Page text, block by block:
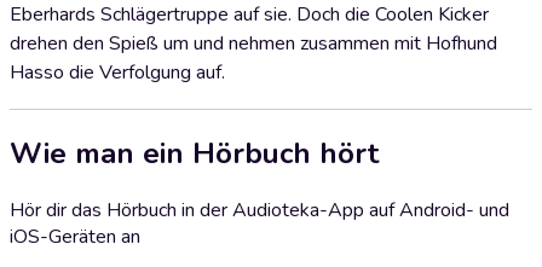
Eberhards Schlägertruppe auf sie. Doch die Coolen Kicker
drehen den Spieß um und nehmen zusammen mit Hofhund
Hasso die Verfolgung auf.
Wie man ein Hörbuch hört
Hör dir das Hörbuch in der Audioteka-App auf Android- und
iOS-Geräten an